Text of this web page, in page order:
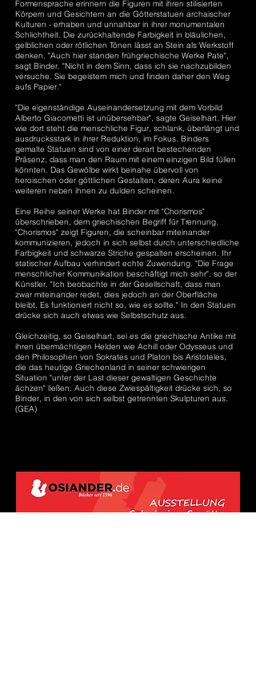
Formensprache erinnern die Figuren mit ihren stilisierten
Körpern und Gesichtern an die Götterstatuen archaischer
Kulturen - erhaben und unnahbar in ihrer monumentalen
Schlichtheit. Die zurückhaltende Farbigkeit in bläulichen,
gelblichen oder rötlichen Tönen lässt an Stein als Werkstoff
denken. "Auch hier standen frühgriechische Werke Pate",
sagt Binder. "Nicht in dem Sinn, dass ich sie nachzubilden
versuche. Sie begeistern mich und finden daher den Weg
aufs Papier."
"Die eigenständige Auseinandersetzung mit dem Vorbild
Alberto Giacometti ist unübersehbar", sagte Geiselhart. Hier
wie dort steht die menschliche Figur, schlank, überlängt und
ausdrucksstark in ihrer Reduktion, im Fokus. Binders
gemalte Statuen sind von einer derart bestechenden
Präsenz, dass man den Raum mit einem einzigen Bild füllen
könnten. Das Gewölbe wirkt beinahe übervoll von
heroischen oder göttlichen Gestalten, deren Aura keine
weiteren neben ihnen zu dulden scheinen.
Eine Reihe seiner Werke hat Binder mit "Chorismos"
überschrieben, dem griechischen Begriff für Trennung.
"Chorismos" zeigt Figuren, die scheinbar miteinander
kommunizieren, jedoch in sich selbst durch unterschiedliche
Farbigkeit und schwarze Striche gespalten erscheinen. Ihr
statischer Aufbau verhindert echte Zuwendung. "Die Frage
menschlicher Kommunikation beschäftigt mich sehr", so der
Künstler. "Ich beobachte in der Gesellschaft, dass man
zwar miteinander redet, dies jedoch an der Oberfläche
bleibt. Es funktioniert nicht so, wie es sollte." In den Statuen
drücke sich auch etwas wie Selbstschutz aus.
Gleichzeitig, so Geiselhart, sei es die griechische Antike mit
ihren übermächtigen Helden wie Achill oder Odysseus und
den Philosophen von Sokrates und Platon bis Aristoteles,
die das heutige Griechenland in seiner schwierigen
Situation "unter der Last dieser gewaltigen Geschichte
ächzen" ließen. Auch diese Zwiespältigkeit drücke sich, so
Binder, in den von sich selbst getrennten Skulpturen aus.
(GEA)